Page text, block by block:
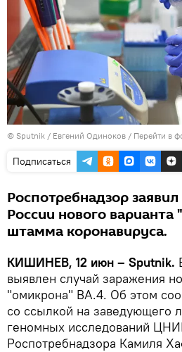
© Sputnik / Евгений Одиноков / Перейти в
Подписаться
Роспотребнадзор
России нового
штамма коронавируса.
КИШИНЕВ, 12 июн – Sputnik.
выявлен случай заражения
"омикрона" BA.4. Об этом
со ссылкой на заведующего
геномных исследований
Роспотребнадзора Камиля